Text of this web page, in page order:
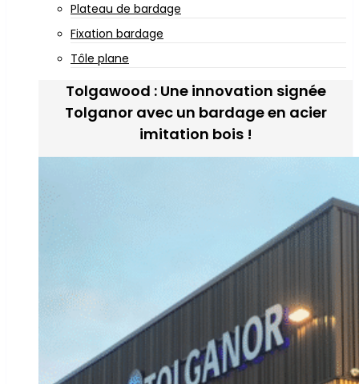
Plateau de bardage
Fixation bardage
Tôle plane
Tolgawood : Une innovation signée
Tolganor avec un bardage en acier
imitation bois !